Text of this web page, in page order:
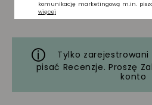
Tylko
pisać Recenzje. Proszę
konto